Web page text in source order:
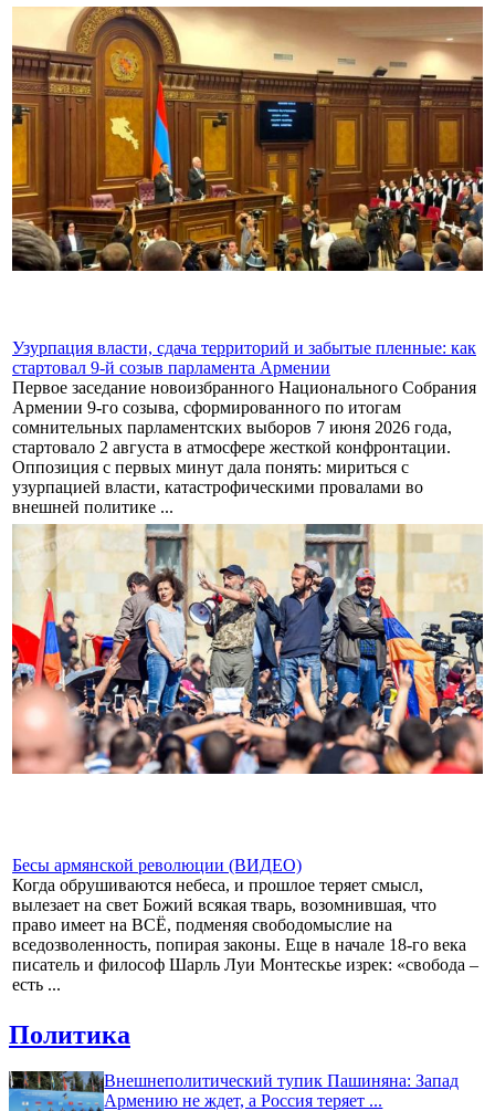
Узурпация власти, сдача территорий и забытые пленные: как
стартовал 9-й созыв парламента Армении
Первое заседание новоизбранного Национального Собрания
Армении 9-го созыва, сформированного по итогам
сомнительных парламентских выборов 7 июня 2026 года,
стартовало 2 августа в атмосфере жесткой конфронтации.
Оппозиция с первых минут дала понять: мириться с
узурпацией власти, катастрофическими провалами во
внешней политике ...
Бесы армянской революции (ВИДЕО)
Когда обрушиваются небеса, и прошлое теряет смысл,
вылезает на свет Божий всякая тварь, возомнившая, что
право имеет на ВСЁ, подменяя свободомыслие на
вседозволенность, попирая законы. Еще в начале 18-го века
писатель и философ Шарль Луи Монтескье изрек: «свобода –
есть ...
Политика
Внешнеполитический тупик Пашиняна: Запад
Армению не ждет, а Россия теряет ...